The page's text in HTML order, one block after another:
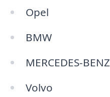
Opel
BMW
MERCEDES-BENZ
Volvo